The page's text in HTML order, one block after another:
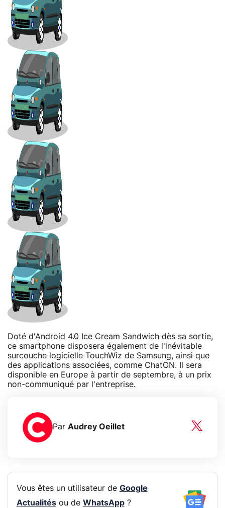
Doté d'Android 4.0 Ice Cream Sandwich dès sa sortie,
ce smartphone disposera également de l'inévitable
surcouche logicielle TouchWiz de Samsung, ainsi que
des applications associées, comme ChatON. Il sera
disponible en Europe à partir de septembre, à un prix
non-communiqué par l'entreprise.
Par Audrey Oeillet
Vous êtes un utilisateur de Google
Actualitésou de WhatsApp?